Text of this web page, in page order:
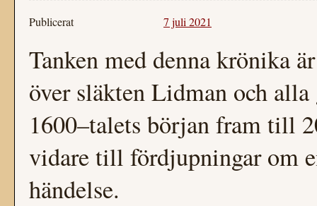
Publicerat 7 juli 2021
Tanken med denna krönika
över släkten Lidman och alla
1600–talets början fram till
vidare till fördjupningar om
händelse.